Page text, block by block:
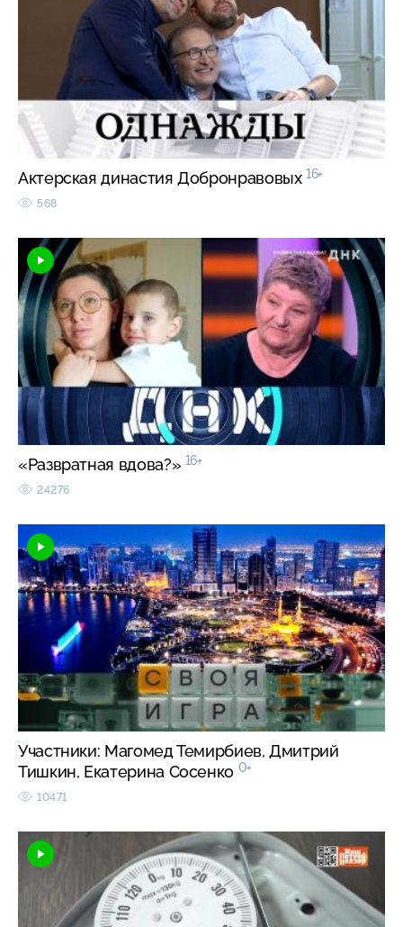
Актерская династия Добронравовых 16+
568
«Развратная вдова?» 16+
24276
Участники: Магомед Темирбиев, Дмитрий
Тишкин, Екатерина Сосенко 0+
10471